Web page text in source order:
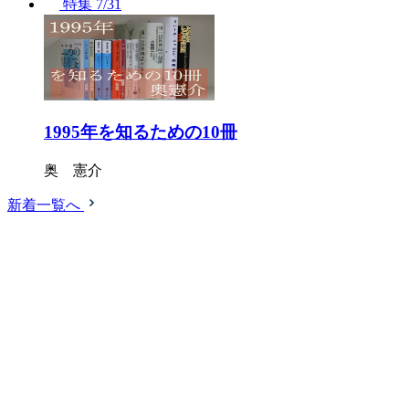
特集 7/31
1995年を知るための10冊
奥 憲介
新着一覧へ